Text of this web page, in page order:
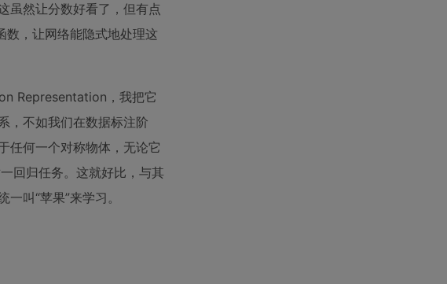
虽然让分数好看了，但有点
数，让网络能隐式地处理这
Representation，我把它
，不如我们在数据标注阶
任何一个对称物体，无论它
回归任务。这就好比，与其
叫“苹果”来学习。